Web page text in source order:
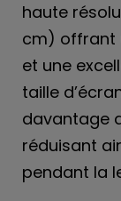
haute
cm) offrant
et une
taille
davantage
réduisant
pendant la